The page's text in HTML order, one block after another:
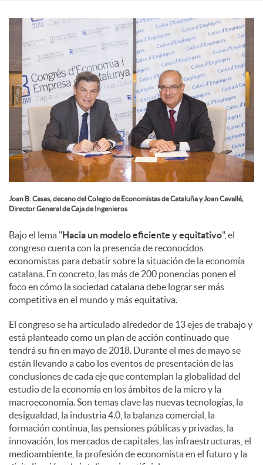
e
s
Joan B. Casas, decano del Colegio de Economistas de Cataluña y Joan Cavallé,
Director General de Caja de Ingenieros
Bajo el lema "Hacia un modelo eficiente y equitativo", el
congreso cuenta con la presencia de reconocidos
economistas para debatir sobre la situación de la economía
catalana. En concreto, las más de 200 ponencias ponen el
foco en cómo la sociedad catalana debe lograr ser más
competitiva en el mundo y más equitativa.
El congreso se ha articulado alrededor de 13 ejes de trabajo y
está planteado como un plan de acción continuado que
tendrá su fin en mayo de 2018. Durante el mes de mayo se
están llevando a cabo los eventos de presentación de las
conclusiones de cada eje que contemplan la globalidad del
estudio de la economía en los ámbitos de la micro y la
macroeconomía. Son temas clave las nuevas tecnologías, la
desigualdad, la industria 4.0, la balanza comercial, la
formación continua, las pensiones públicas y privadas, la
innovación, los mercados de capitales, las infraestructuras, el
medioambiente, la profesión de economista en el futuro y la